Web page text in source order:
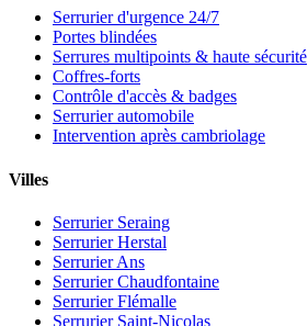
Serrurier d'urgence 24/7
Portes blindées
Serrures multipoints & haute sécurité
Coffres-forts
Contrôle d'accès & badges
Serrurier automobile
Intervention après cambriolage
Villes
Serrurier Seraing
Serrurier Herstal
Serrurier Ans
Serrurier Chaudfontaine
Serrurier Flémalle
Serrurier Saint-Nicolas